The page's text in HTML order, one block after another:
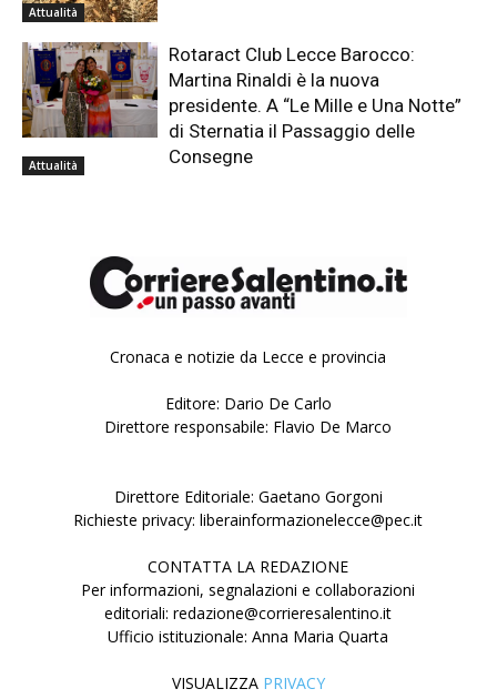
Attualità
Attualità
Rotaract Club Lecce Barocco:
Martina Rinaldi è la nuova
presidente. A “Le Mille e Una Notte”
di Sternatia il Passaggio delle
Consegne
Cronaca e notizie da Lecce e provincia
Editore: Dario De Carlo
Direttore responsabile: Flavio De Marco
Direttore Editoriale: Gaetano Gorgoni
Richieste privacy: liberainformazionelecce@pec.it
CONTATTA LA REDAZIONE
Per informazioni, segnalazioni e collaborazioni
editoriali: redazione@corrieresalentino.it
Ufficio istituzionale: Anna Maria Quarta
VISUALIZZA PRIVACY